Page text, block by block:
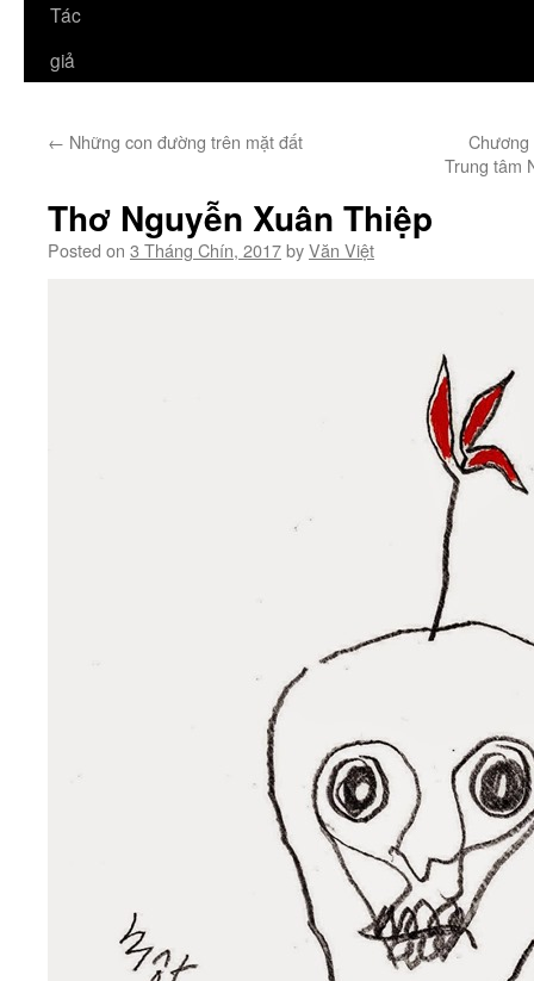
Tác
giả
← Những con đường trên mặt đất
Trung tâm
Thơ Nguyễn Xuân Thiệp
Posted on 3 Tháng Chín, 2017byVăn Việt